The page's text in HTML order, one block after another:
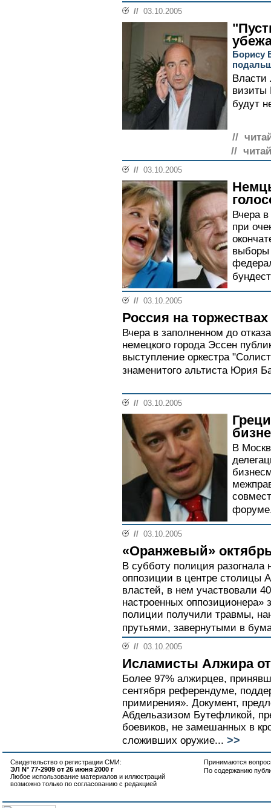
// 03.10.2005
Борису
визиты
будут
//
//
// 03.10.2005
Вчера
при
выборы
// 03.10.2005
Россия на
Вчера в заполненном до
немецкого города Эссен
выступление оркестра
знаменитого альтиста Юрия
// 03.10.2005
В
// 03.10.2005
«Оранжевый»
В субботу полиция разогнала
оппозиции в центре столицы
властей, в нем участвовали
настроенных оппозиционера»
полиции получили травмы,
прутьями, завернутыми в
// 03.10.2005
Исламисты Алжира
Более 97% алжирцев,
сентября референдуме,
примирения». Документ,
Абдельазизом Бутефликой,
боевиков, не замешанных в
сложивших оружие... >>
Свидетельство о регистрации СМИ:
ЭЛ N° 77-2909 от 26 июня 2000 г
Любое использование материалов и иллюстраций
возможно только по согласованию с редакцией
Принимаются
По содержанию